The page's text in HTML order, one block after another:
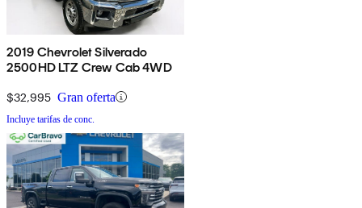
2019 Chevrolet Silverado
2500HD LTZ Crew Cab 4WD
$32,995 Gran oferta
Incluye tarifas de conc.